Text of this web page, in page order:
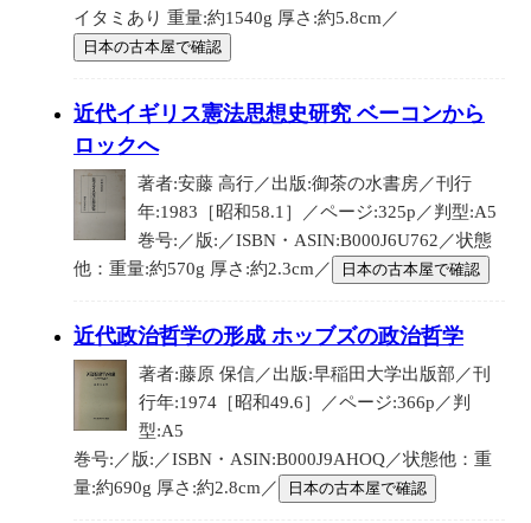
イタミあり 重量:約1540g 厚さ:約5.8cm／
日本の古本屋で確認
近代イギリス憲法思想史研究 ベーコンから
ロックへ
著者:安藤 高行／出版:御茶の水書房／刊行
年:1983［昭和58.1］／ページ:325p／判型:A5
巻号:／版:／ISBN・ASIN:B000J6U762／状態
他：重量:約570g 厚さ:約2.3cm／
日本の古本屋で確認
近代政治哲学の形成 ホッブズの政治哲学
著者:藤原 保信／出版:早稲田大学出版部／刊
行年:1974［昭和49.6］／ページ:366p／判
型:A5
巻号:／版:／ISBN・ASIN:B000J9AHOQ／状態他：重
量:約690g 厚さ:約2.8cm／
日本の古本屋で確認